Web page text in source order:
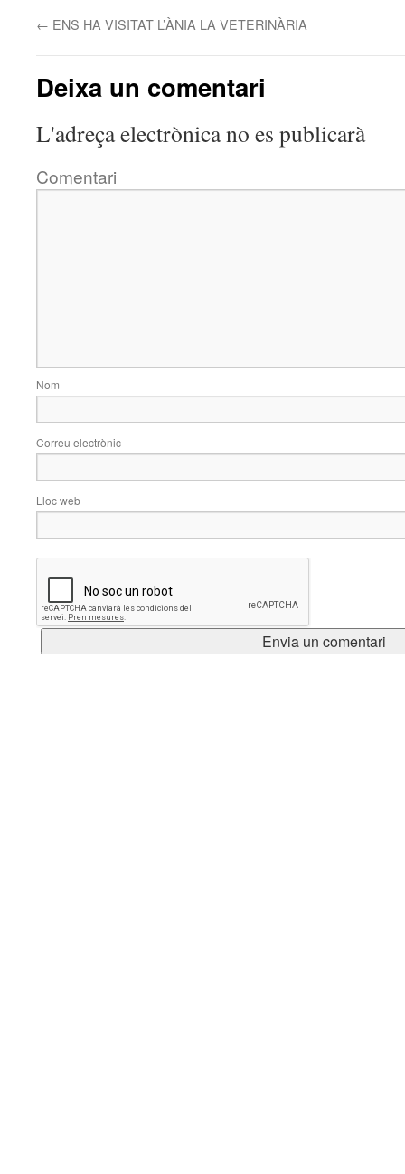
← ENS HA VISITAT L’ÀNIA LA VETERINÀRIA
Deixa un comentari
L'adreça electrònica no es publicarà
Comentari
Nom
Correu electrònic
Lloc web